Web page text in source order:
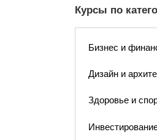
Курсы по
Бизнес и
Дизайн и
Здоровье и